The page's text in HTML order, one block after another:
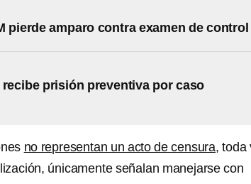
pierde amparo contra examen de control
prisión preventiva por caso
no representan un acto de censura, toda
únicamente señalan manejarse con